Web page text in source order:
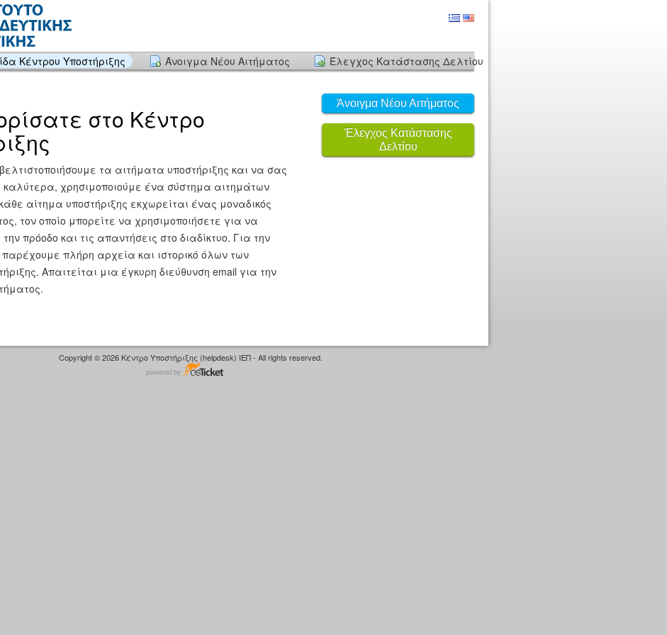
Κέντρου Υποστήριξης Άνοιγμα Νέου Αιτήματος Έλεγχος Κατάστασης Δελτίου
Άνοιγμα Νέου Αιτήματος
Έλεγχος Κατάστασης
Δελτίου
στο Κέντρο
τα αιτήματα υποστήριξης και να σας
καλύτερα, χρησιμοποιούμε ένα σύστημα αιτημάτων
αίτημα υποστήριξης εκχωρείται ένας μοναδικός
τον οποίο μπορείτε να χρησιμοποιήσετε για να
πρόοδο και τις απαντήσεις στο διαδίκτυο. Για την
πλήρη αρχεία και ιστορικό όλων των
Απαιτείται μια έγκυρη διεύθυνση email για την
Copyright © 2026 Κέντρο Υποστήριξης (helpdesk) ΙΕΠ - All rights reserved.